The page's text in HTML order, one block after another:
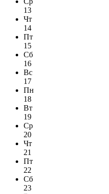
13
Чт
14
Пт
15
Сб
16
Вс
17
Пн
18
Вт
19
Ср
20
Чт
21
Пт
22
Сб
23